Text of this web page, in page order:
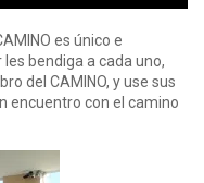
es único e
bendiga a cada uno,
del CAMINO, y use sus
encuentro con el camino